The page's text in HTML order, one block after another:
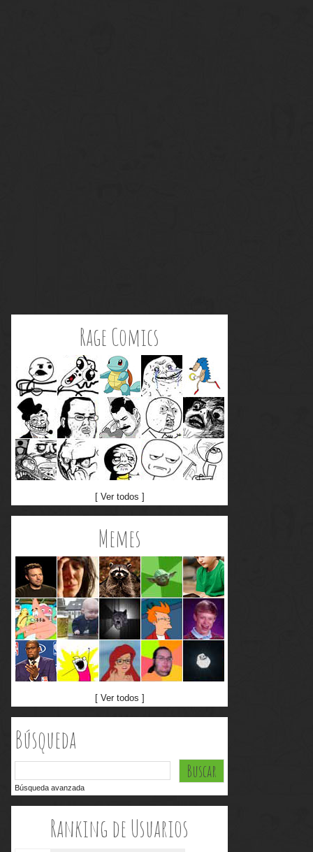
Rage Comics
[ Ver todos ]
Memes
[ Ver todos ]
Búsqueda
Búsqueda avanzada
Ranking de Usuarios